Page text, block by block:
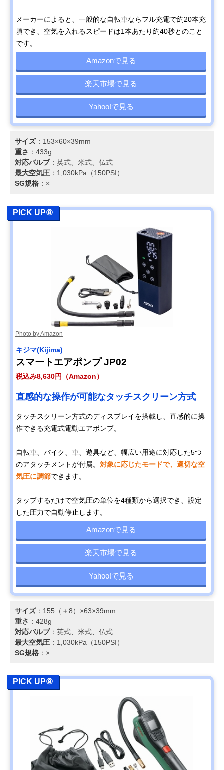
メーカーによると、一般的な自転車ならフル充電で約20本充
填でき、空気を入れるスピードは1本あたり約40秒とのこと
です。
Amazonで見る
楽天市場で見る
Yahoo!で見る
サイズ：153×60×39mm
重さ ：433g
対応バルブ：英式、米式、仏式
最大空気圧 ：1,030kPa（150PSI）
SG規格 ：×
PICK UP⑧
Photo by Amazon
キジマ(Kijima)
スマートエアポンプ JP02
税込み8,630円（Amazon）
直感的な操作が可能なタッチスクリーン方式
タッチスクリーン方式のディスプレイを搭載し、直感的に操
作できる充電式電動エアポンプ。
自転車、バイク、車、遊具など、幅広い用途に対応した5つ
のアタッチメントが付属。 対象に応じたモードで、適切な空
気圧に調節できます。
タップするだけで空気圧の単位を4種類から選択でき、設定
した圧力で自動停止します。
Amazonで見る
楽天市場で見る
Yahoo!で見る
サイズ：155（＋8）×63×39mm
重さ ：428g
対応バルブ：英式、米式、仏式
最大空気圧 ：1,030kPa（150PSI）
SG規格 ：×
PICK UP⑨